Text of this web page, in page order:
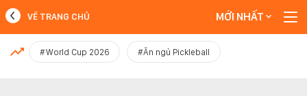
MỚI NHẤT
VỀ TRANG CHỦ MỚI NHẤT
#World Cup 2026 #Ăn ngủ Pickleball